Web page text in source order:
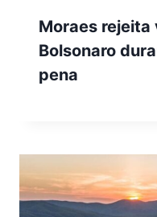
Moraes rejeita
Bolsonaro
pena